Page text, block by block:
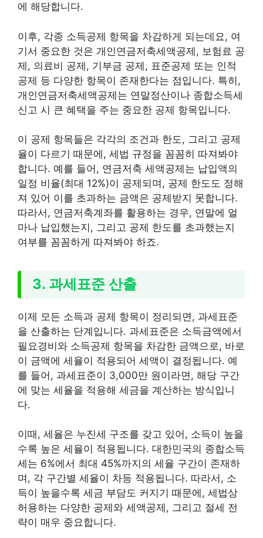
에 해당합니다.
이후, 각종 소득공제 항목을 차감하게 되는데요, 여
기서 중요한 것은 개인연금저축세액공제, 보험료 공
제, 의료비 공제, 기부금 공제, 표준공제 또는 인적
공제 등 다양한 항목이 존재한다는 점입니다. 특히,
개인연금저축세액공제는 연말정산이나 종합소득세
신고 시 큰 혜택을 주는 중요한 공제 항목입니다.
이 공제 항목들은 각각의 조건과 한도, 그리고 공제
율이 다르기 때문에, 세법 규정을 꼼꼼히 따져봐야
합니다. 예를 들어, 연금저축 세액공제는 납입액의
일정 비율(최대 12%)이 공제되며, 공제 한도도 정해
져 있어 이를 초과하는 금액은 공제받지 못합니다.
따라서, 연금저축계좌를 활용하는 경우, 연말에 얼
마나 납입했는지, 그리고 공제 한도를 초과했는지
여부를 꼼꼼하게 따져봐야 하죠.
3. 과세표준 산출
이제 모든 소득과 공제 항목이 정리되면, 과세표준
을 산출하는 단계입니다. 과세표준은 소득금액에서
필요경비와 소득공제 항목을 차감한 금액으로, 바로
이 금액에 세율이 적용되어 세액이 결정됩니다. 예
를 들어, 과세표준이 3,000만 원이라면, 해당 구간
에 맞는 세율을 적용해 세금을 계산하는 방식입니
다.
이때, 세율은 누진세 구조를 갖고 있어, 소득이 높을
수록 높은 세율이 적용됩니다. 대한민국의 종합소득
세는 6%에서 최대 45%까지의 세율 구간이 존재하
며, 각 구간별 세율이 차등 적용됩니다. 따라서, 소
득이 높을수록 세금 부담도 커지기 때문에, 세법상
허용하는 다양한 공제와 세액공제, 그리고 절세 전
략이 매우 중요합니다.